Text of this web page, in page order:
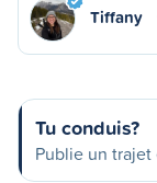
Tiffany
Tu conduis?
Publie un